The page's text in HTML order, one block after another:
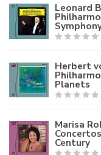
Leonard
Herbert
Planets
Marisa
Century